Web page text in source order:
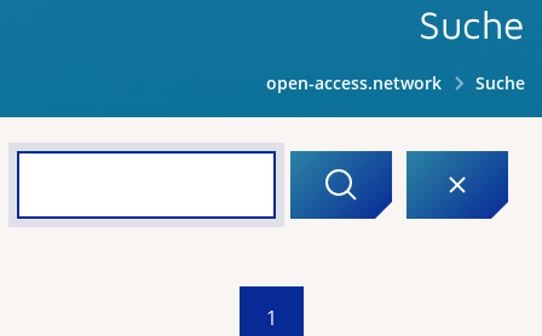
Suche
open-access.network Suche
1